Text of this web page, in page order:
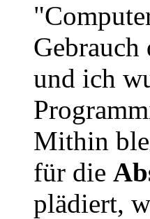
Gebrauch
und ich
Mithin
für die
plädiert,